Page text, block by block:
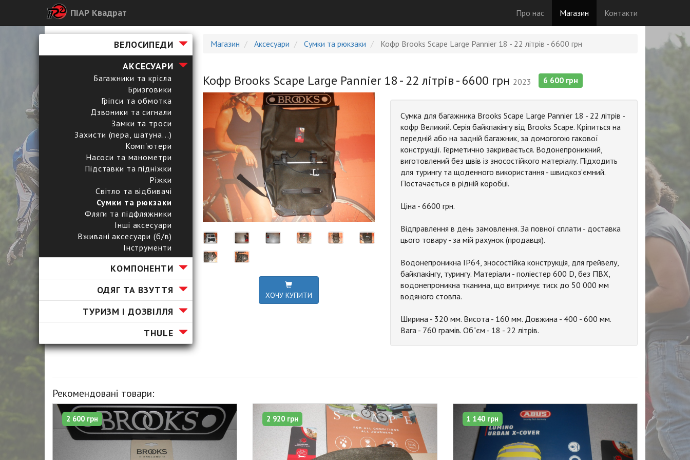
ПІАР Квадрат Про нас Магазин Контакти
ВЕЛОСИПЕДИ
АКСЕСУАРИ
Багажники та крісла
Бризговики
Гріпси та обмотка
Дзвоники та сигнали
Замки та троси
Захисти (пера, шатуна...)
Комп'ютери
Насоси та манометри
Підставки та підніжки
Ріжки
Світло та відбивачі
Сумки та рюкзаки
Фляги та підфляжники
Інші аксесуари
Вживані аксесуари (б/в)
Інструменти
КОМПОНЕНТИ
ОДЯГ ТА ВЗУТТЯ
ТУРИЗМ І ДОЗВІЛЛЯ
ТHULE
Магазин Аксесуари Сумки та рюкзаки Кофр Brooks Scape Large Pannier 18 - 22 літрів - 6600 грн
Кофр Brooks Scape Large Pannier 18 - 22 літрів - 6600 грн 2023 6 600 грн
ХОЧУ КУПИТИ
Сумка для багажника Brooks Scape Large Pannier 18 - 22 літрів -
кофр Великий. Серія байкпакінгу від Brooks Scape. Кріпиться на
передній або на задній багажник, за домогогою гакової
конструкції. Герметично закривається. Водонепроникний,
виготовлений без швів із зносостійкого матеріалу. Підходить
для турингу та щоденного використання - швидкоз’ємний.
Постачається в рідній коробці.
Ціна - 6600 грн.
Відправлення в день замовлення. За повної сплати - доставка
цього товару - за мій рахунок (продавця).
Водонепроникна ІР64, зносостійка конструкція, для грейвелу,
байкпакінгу, турингу. Матеріали - поліестер 600 D, без ПВХ,
водонепроникна тканина, що витримує тиск до 50 000 мм
водяного стовпа.
Ширина - 320 мм. Висота - 160 мм. Довжина - 400 - 600 мм.
Вага - 760 грамів. Об"єм - 18 - 22 літрів.
Рекомендовані товари:
2 600 грн 2 920 грн 1 140 грн